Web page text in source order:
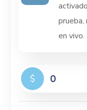
prueba,
en vivo.
$ 0